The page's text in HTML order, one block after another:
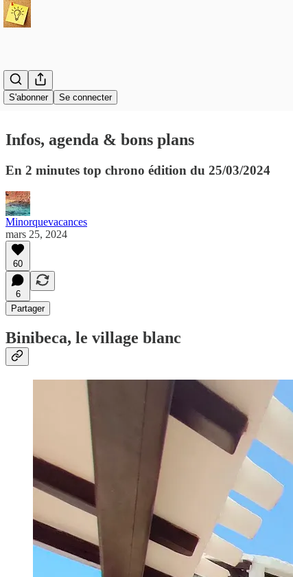
S'abonner Se connecter
Infos, agenda & bons plans
En 2 minutes top chrono édition du 25/03/2024
Minorquevacances
mars 25, 2024
60
6
Partager
Binibeca, le village blanc